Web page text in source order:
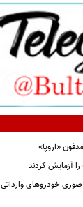
«اروپا»
را آزمایش کردند
خودروهای وارداتی